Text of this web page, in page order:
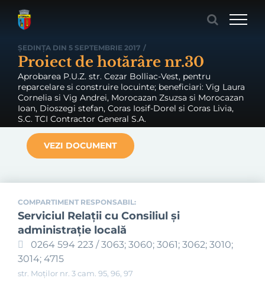
ȘEDINȚA DIN 5 SEPTEMBRIE 2017 /
Proiect de hotărâre nr.30
Aprobarea P.U.Z. str. Cezar Bolliac-Vest, pentru
reparcelare si construire locuinte; beneficiari: Vig Laura
Cornelia si Vig Andrei, Morocazan Zsuzsa si Morocazan
Ioan, Dioszegi stefan, Coras Iosif-Dorel si Coras Livia,
S.C. TCI Contractor General S.A.
VEZI DOCUMENT
COMPARTIMENT RESPONSABIL:
Serviciul Relaţii cu Consiliul şi
administraţie locală
0264 594 223 / 3063; 3060; 3061; 3062; 3010;
3014; 4715
str. Moților nr. 3 cam. 95, 96, 97